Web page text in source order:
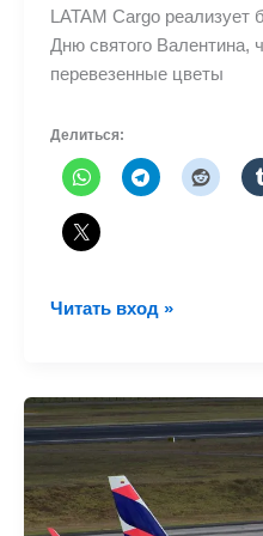
LATAM Cargo реализует
Дню святого Валентина,
перевезенные цветы
Делиться:
LATAM
более
5
тысяча
тонн
цветов
Читать вход »